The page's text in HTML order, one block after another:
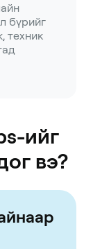
бүрийг
техник
ийг
вэ?